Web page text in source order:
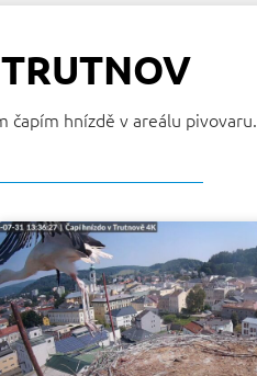
čapím hnízdě v areálu pivovaru.